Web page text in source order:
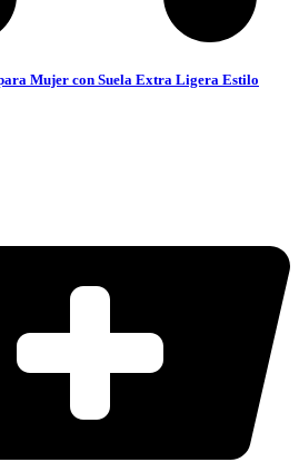
Mujer con Suela Extra Ligera Estilo